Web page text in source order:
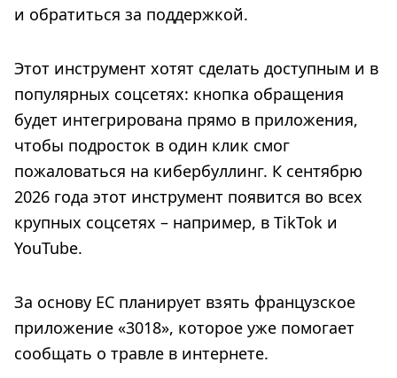
и обратиться за поддержкой.
Этот инструмент хотят сделать доступным и в
популярных соцсетях: кнопка обращения
будет интегрирована прямо в приложения,
чтобы подросток в один клик смог
пожаловаться на кибербуллинг. К сентябрю
2026 года этот инструмент появится во всех
крупных соцсетях – например, в TikTok и
YouTube.
За основу ЕС планирует взять французское
приложение «3018», которое уже помогает
сообщать о травле в интернете.